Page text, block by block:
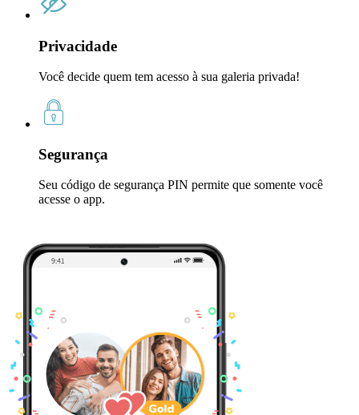
Privacidade
Você decide quem tem acesso à sua galeria privada!
Segurança
Seu código de segurança PIN permite que somente você
acesse o app.